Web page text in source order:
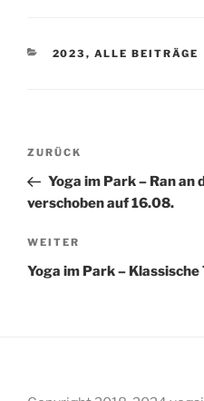
KATEGORIEN
2023 , ALLE BEITRÄGE
Beitragsnavigation
Vorheriger
Beitrag
ZURÜCK
Yoga im Park – Ran an
verschoben auf 16.08.
Nächster
Beitrag
WEITER
Yoga im Park – Klassische